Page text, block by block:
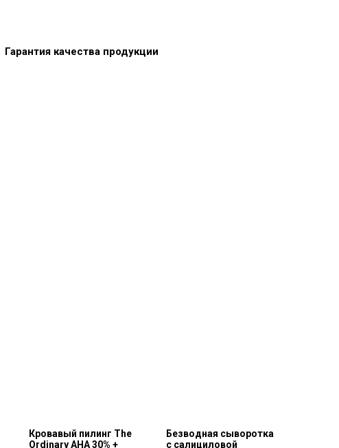
Гарантия качества продукции
Кровавый пилинг The
Ordinary AHA 30% +
Безводная сыворотка
с салициловой